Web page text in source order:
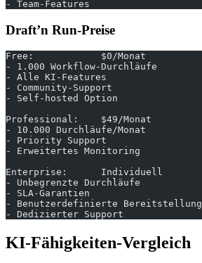
- Team-Features
Draft’n Run-Preise
Free:            $0/Monat
- 1.000 Workflow-Durchläufe
- Alle KI-Features
- Community-Support
- Self-hosted Option
Professional:    $49/Monat
- 10.000 Durchläufe/Monat
- Priority Support
- Erweitertes Monitoring
Enterprise:      Individuell
- Unbegrenzte Durchläufe
- SLA-Garantien
- Benutzerdefinierte Bereitstellung
- Dedizierter Support
KI-Fähigkeiten-Vergleich